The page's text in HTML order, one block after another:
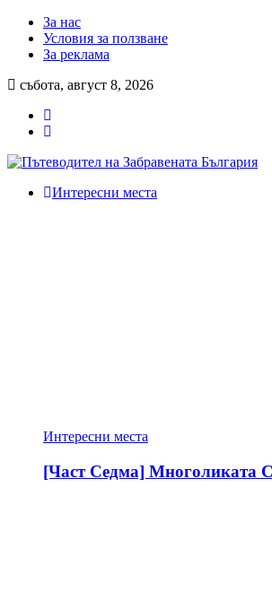
За нас
Условия за ползване
За реклама
събота, август 8, 2026
Интересни места
Интересни места
[Част Седма] Многоликата